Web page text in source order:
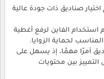
اختيار صناديق ذات جودة عالية
استخدام الفاين لرفع أغطية
لحماية الزوايا.
أمرًا مهمًا، إذ يسهل على
التمييز بين محتويات